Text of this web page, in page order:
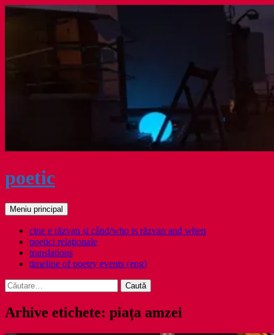
Sari
poetic
Caută
Meniu principal
cine e răzvan și când/who is răzvan and when
poetici relaţionale
translations
timeline of poetry events (eng)
Caută
după:
Arhive etichete: piața amzei